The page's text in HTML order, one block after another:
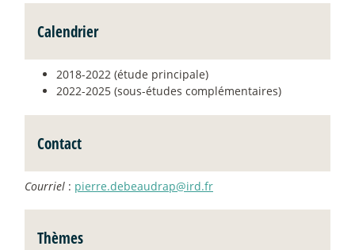
Calendrier
2018-2022 (étude principale)
2022-2025 (sous-études complémentaires)
Contact
Courriel : pierre.debeaudrap@ird.fr
Thèmes